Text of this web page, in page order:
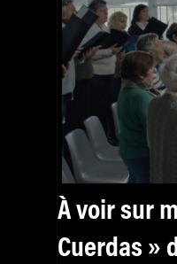
À voir sur
Cuerdas »